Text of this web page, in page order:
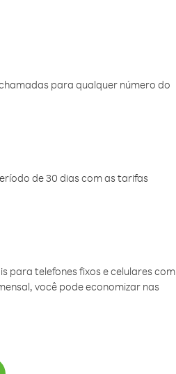
para qualquer número do
de 30 dias com as tarifas
para telefones fixos e celulares com
você pode economizar nas